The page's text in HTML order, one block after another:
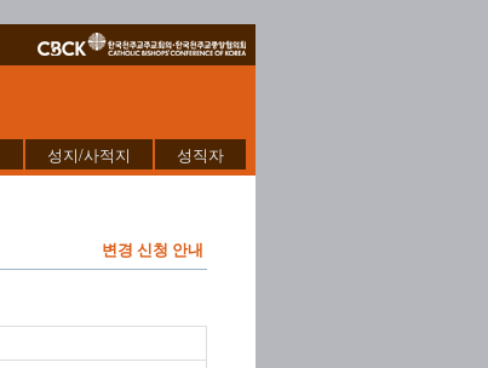
성지/사적지 성직자
변경 신청 안내